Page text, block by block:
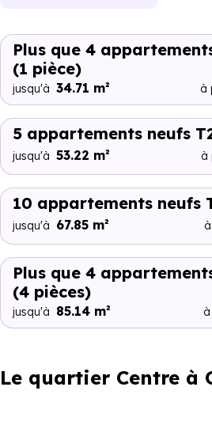
Plus que 4
(1 pièce)
jusqu'à 34.71 m² à
5 appartements neufs
jusqu'à 53.22 m² à
10 appartements neufs
jusqu'à 67.85 m²
Plus que 4
(4 pièces)
jusqu'à 85.14 m²
Le quartier Centre à